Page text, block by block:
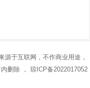
源于互联网，不作商业用途，
内删除 ，琼ICP备2022017052